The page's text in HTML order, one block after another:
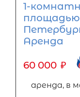
1-
площадью
Аренда
60 000 ₽
аренда, в